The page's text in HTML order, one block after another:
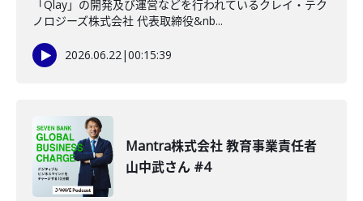
「Qlay」の開発及び運営などを行われているクレイ・テク
ノロジーズ株式会社 代表取締役&nb...
2026.06.22|00:15:39
Mantra株式会社 教育事業責任者
山中武さん #4